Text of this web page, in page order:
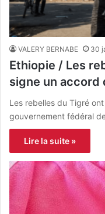
VALERY BERNABE 30
Ethiopie / Les
signe un accord
Les rebelles du Tigré
gouvernement fédéral de
Lire la suite »